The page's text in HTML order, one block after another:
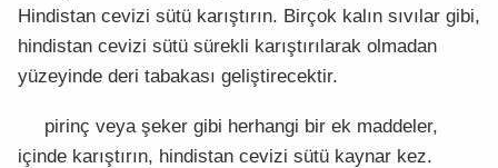
Hindistan cevizi sütü karıştırın. Birçok kalın sıvılar gibi,
hindistan cevizi sütü sürekli karıştırılarak olmadan
yüzeyinde deri tabakası geliştirecektir.
pirinç veya şeker gibi herhangi bir ek maddeler,
içinde karıştırın, hindistan cevizi sütü kaynar kez.